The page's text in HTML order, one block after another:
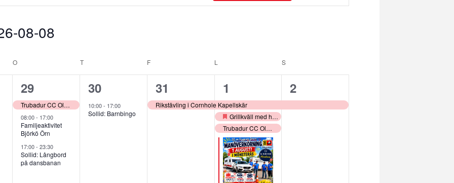
08-08
OONSDAG TTORSDAG F L S
3
evenemang,
29
Trubadur CC Olofsbo
08:00- 17:00
Familjeaktivitet
Björkö Örn
17:00-23:30
Sollid: Långbord
på dansbanan
1
evenemang,
30
10:00- 17:00
Sollid: Barnbingo
1
evenemang,
31
Rikstävling i Cornhole Kapellskär
12
evenemang,
1
Utvalt
Grillkväll med hel grillad gris
Trubadur CC Olofsbo
1
evenemang,
2